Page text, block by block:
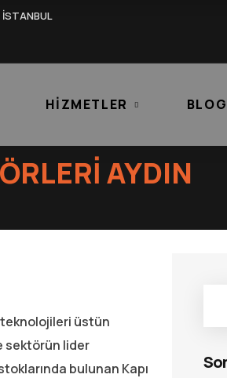
HIZMETLER BLOG
AYDIN
üstün
sektörün lider
bulunan Kapı